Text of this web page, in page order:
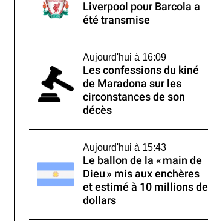
Liverpool pour Barcola a
été transmise
Aujourd'hui à 16:09
Les confessions du kiné
de Maradona sur les
circonstances de son
décès
Aujourd'hui à 15:43
Le ballon de la « main de
Dieu » mis aux enchères
et estimé à 10 millions de
dollars